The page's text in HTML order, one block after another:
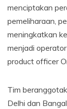
menciptakan
pemeliharaan,
meningkatkan
menjadi
product officer
Tim
Delhi dan